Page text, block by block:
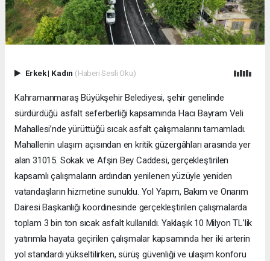
Erkek| Kadın (Haberi Sesli Oku)
Kahramanmaraş Büyükşehir Belediyesi, şehir genelinde
sürdürdüğü asfalt seferberliği kapsamında Hacı Bayram Veli
Mahallesi’nde yürüttüğü sıcak asfalt çalışmalarını tamamladı.
Mahallenin ulaşım açısından en kritik güzergâhları arasında yer
alan 31015. Sokak ve Afşin Bey Caddesi, gerçekleştirilen
kapsamlı çalışmaların ardından yenilenen yüzüyle yeniden
vatandaşların hizmetine sunuldu. Yol Yapım, Bakım ve Onarım
Dairesi Başkanlığı koordinesinde gerçekleştirilen çalışmalarda
toplam 3 bin ton sıcak asfalt kullanıldı. Yaklaşık 10 Milyon TL’lik
yatırımla hayata geçirilen çalışmalar kapsamında her iki arterin
yol standardı yükseltilirken, sürüş güvenliği ve ulaşım konforu